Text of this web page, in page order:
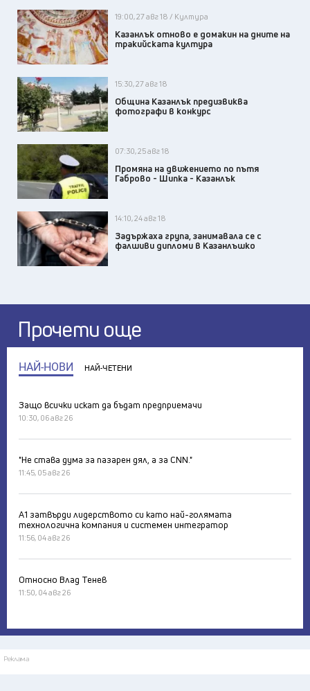
19:00, 27 авг 18 / Култура
Казанлък отново е домакин на дните на
тракийската култура
15:30, 27 авг 18
Община Казанлък предизвиква
фотографи в конкурс
07:30, 25 авг 18
Промяна на движението по пътя
Габрово - Шипка - Казанлък
14:10, 24 авг 18
Задържаха група, занимавала се с
фалшиви дипломи в Казанлъшко
Прочети още
НАЙ-НОВИ НАЙ-ЧЕТЕНИ
Защо всички искат да бъдат предприемачи
10:30, 06 авг 26
"Не става дума за пазарен дял, а за CNN."
11:45, 05 авг 26
А1 затвърди лидерството си като най-голямата
технологична компания и системен интегратор
11:56, 04 авг 26
Относно Влад Тенев
11:50, 04 авг 26
Реклама